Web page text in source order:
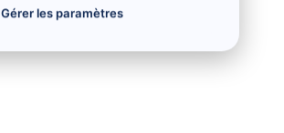
Gérer les paramètres